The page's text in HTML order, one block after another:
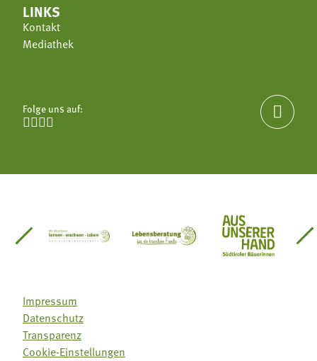
LINKS
Kontakt
Mediathek
Folge uns auf:
   

Südtirol
Gärtnervereinigung
Sozialgenossenschaft Mit Bäuerinnen lernen -
Lebensberatung für dieAus unserer
Impressum
Datenschutz
Transparenz
Cookie-Einstellungen